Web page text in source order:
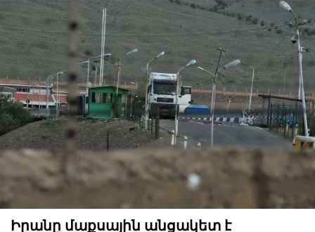
Իրանը մաքսային անցակետ է